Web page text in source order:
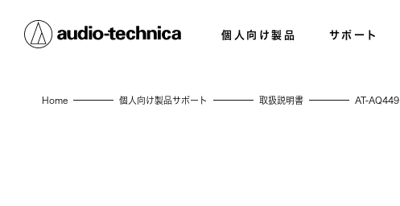
個人向け製品 サポート
Home 個人向け製品サポート 取扱説明書 AT-AQ449